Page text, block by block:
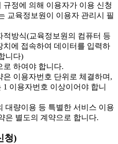
정에 의해 이용자가 이용 신청
교육정보원이 이용자 관리시 필
적방식(교육정보원의 컴퓨터 등
치에 접속하여 데이터를 입력하
니다)
로 하여야 합니다.
이용자번호 단위로 체결하며,
1 이용자번호 이상이어야 합니
대량이용 등 특별한 서비스 이용
은 별도의 계약으로 합니다.
청)